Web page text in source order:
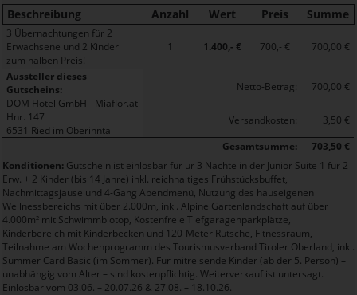
Beschreibung Anzahl Wert Preis Summe
3 Übernachtungen für 2
Erwachsene und 2 Kinder
zum halben Preis!
1 1.400,- € 700,- € 700,00 €
Aussteller dieses
Gutscheins:
DOM Hotel GmbH - Miaflor.at
Hnr. 147
6531 Ried im Oberinntal
Netto-Betrag: 700,00 €
Versandkosten:
3,50 €
Gesamtsumme:
703,50 €
Konditionen: Gutschein ist einlösbar für ür 3 Nächte in der Junior Suite 1 für 2
Erw. + 2 Kinder (bis 14 Jahre) inkl. reichhaltiges Frühstücksbuffet,
Nachmittagsjause und 4-Gang Abendmenü, Nutzung des hauseigenen
Wellnessbereichs mit über 2.000m, inkl. Alpine Gartenlandschaft auf über
4.000m² mit Schwimmbiotop, Kostenfreie Tiefgaragenparkplätze,
Kinderbereich mit Kinderbecken und 120-Meter Rutsche, Fitnessraum,
Teilnahme am Wochenprogramm des Tourismusverband Tiroler Oberland, inkl.
Summer Card Basic (im Sommer). Für mitreisende Kinder (ab der 5. Person) –
unabhängig vom Alter – sind kostenpflichtig. Weiterverkauf ist untersagt.
Einlösbar vom 03.06. – 20.07.26 & 27.08. – 18.10.26.